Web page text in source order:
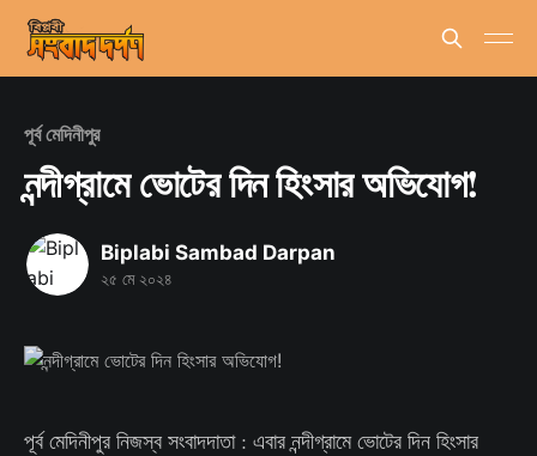
পূর্ব মেদিনীপুর
নন্দীগ্রামে ভোটের দিন হিংসার অভিযোগ!
Biplabi Sambad Darpan
২৫ মে ২০২৪
পূর্ব মেদিনীপুর নিজস্ব সংবাদদাতা : এবার নন্দীগ্রামে ভোটের দিন হিংসার